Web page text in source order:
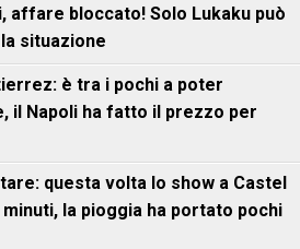
affare bloccato! Solo Lukaku può
situazione
è tra i pochi a poter
Napoli ha fatto il prezzo per
questa volta lo show a Castel
minuti, la pioggia ha portato pochi